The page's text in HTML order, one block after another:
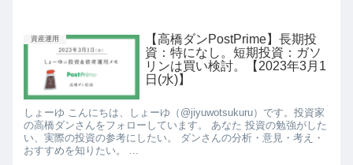
資産運用
【高橋ダンPostPrime】長期投
資：特になし。短期投資：ガソ
リンは買い検討。【2023年3月1
日(水)】
しょーゆ こんにちは、しょーゆ（@jiyuwotsukuru）です。投資家
の高橋ダンさんをフォローしています。 あなた 投資の勉強がした
い、実際の投資の参考にしたい。 ダンさんの分析・意見・考え・
おすすめを知りたい。 ...